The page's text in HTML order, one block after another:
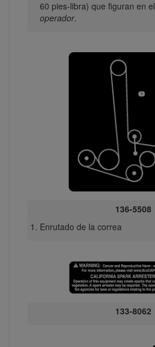
60 pies-libra) que figuran en el
operador.
136-5508
Enrutado de la correa
133-8062